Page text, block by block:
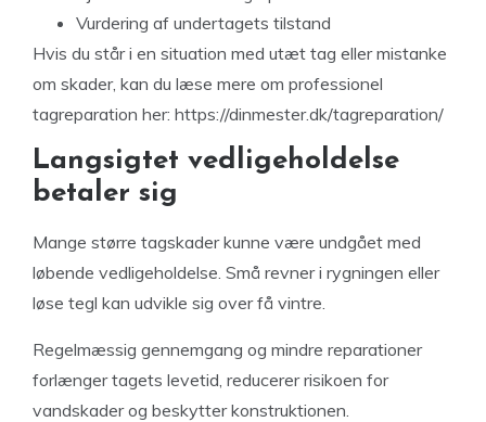
Vurdering af undertagets tilstand
Hvis du står i en situation med utæt tag eller mistanke
om skader, kan du læse mere om professionel
tagreparation her: https://dinmester.dk/tagreparation/
Langsigtet vedligeholdelse
betaler sig
Mange større tagskader kunne være undgået med
løbende vedligeholdelse. Små revner i rygningen eller
løse tegl kan udvikle sig over få vintre.
Regelmæssig gennemgang og mindre reparationer
forlænger tagets levetid, reducerer risikoen for
vandskader og beskytter konstruktionen.